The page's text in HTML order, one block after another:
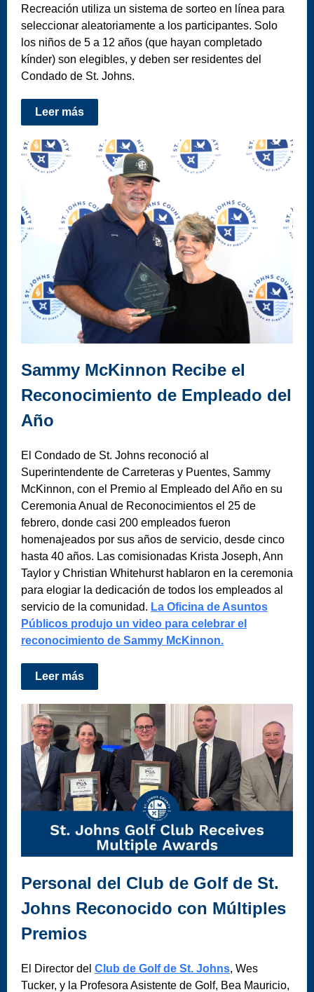
Recreación utiliza un sistema de sorteo en línea para
seleccionar aleatoriamente a los participantes. Solo
los niños de 5 a 12 años (que hayan completado
kínder) son elegibles, y deben ser residentes del
Condado de St. Johns.
Leer más
Sammy McKinnon Recibe el
Reconocimiento de Empleado del
Año
El Condado de St. Johns reconoció al
Superintendente de Carreteras y Puentes, Sammy
McKinnon, con el Premio al Empleado del Año en su
Ceremonia Anual de Reconocimientos el 25 de
febrero, donde casi 200 empleados fueron
homenajeados por sus años de servicio, desde cinco
hasta 40 años. Las comisionadas Krista Joseph, Ann
Taylor y Christian Whitehurst hablaron en la ceremonia
para elogiar la dedicación de todos los empleados al
servicio de la comunidad. La Oficina de Asuntos
Públicos produjo un video para celebrar el
reconocimiento de Sammy McKinnon.
Leer más
Personal del Club de Golf de St.
Johns Reconocido con Múltiples
Premios
El Director del Club de Golf de St. Johns, Wes
Tucker, y la Profesora Asistente de Golf, Bea Mauricio,